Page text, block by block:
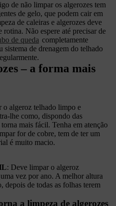
de não limpar os algerozes tem
de gelo, que podem cair em
de caleiras e algerozes deve
rotina. Não espere até precisar de
de queda completamente
sistema de drenagem do telhado
– a forma mais
o algeroz telhado limpo e
lhe como, dispondo das
mais fácil. Tenha em atenção
for de cobre, tem de ter um
é muito macio.
: Deve limpar o algeroz
vez por ano. A melhor altura
depois de todas as folhas terem
a limpeza de algerozes